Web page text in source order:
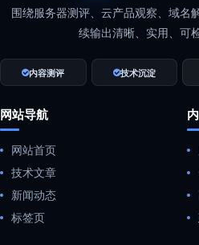
围绕服务器测评、云产品观察、域名
续输出清晰、实用、可
内容测评 技术沉淀
网站导航
网站首页
技术文章
新闻动态
标签页